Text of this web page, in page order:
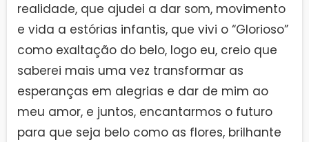
realidade, que ajudei a dar som, movimento
e vida a estórias infantis, que vivi o “Glorioso”
como exaltação do belo, logo eu, creio que
saberei mais uma vez transformar as
esperanças em alegrias e dar de mim ao
meu amor, e juntos, encantarmos o futuro
para que seja belo como as flores, brilhante